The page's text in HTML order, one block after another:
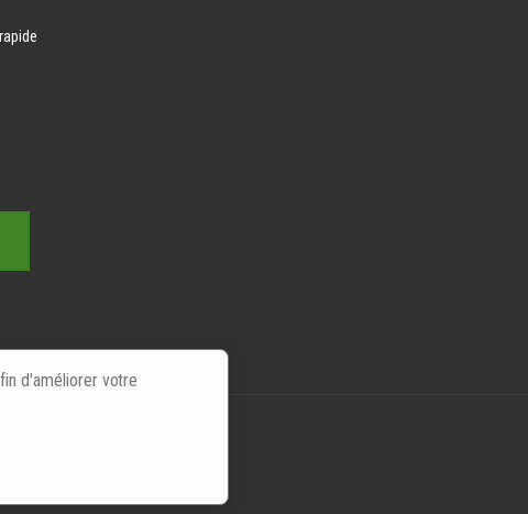
d'améliorer votre